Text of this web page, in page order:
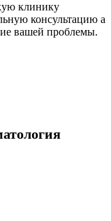
клинику
консультацию а
вашей проблемы.